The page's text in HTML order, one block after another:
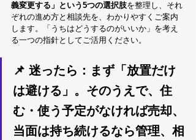
義変更する」という5つの選択肢を整理し、それ
ぞれの進め方と相談先を、わかりやすくご案内
します。「うちはどうするのがいいか」を考え
る一つの指針としてご活用ください。
📌 迷ったら：まず「放置だけ
は避ける」。そのうえで、住
む・使う予定がなければ売却、
当面は持ち続けるなら管理、相